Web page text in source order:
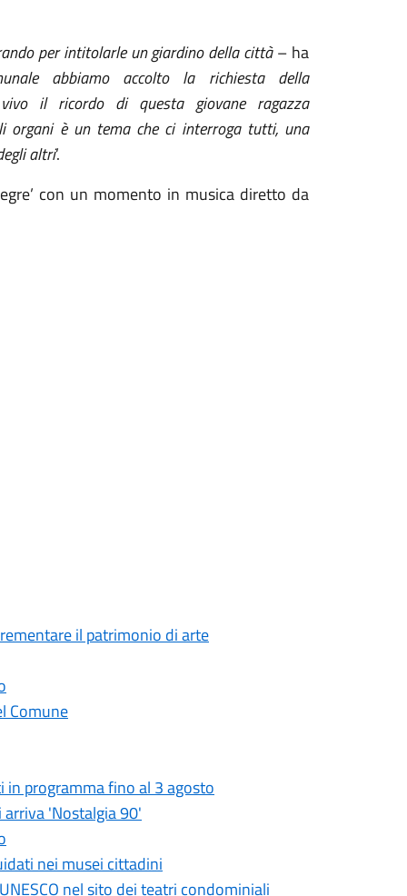
perintitolarleun giardinodella città– ha
abbiamo accolto la richiesta della
il ricordo di questa giovane ragazza
organi è un tema che ci interroga tutti, una
eglialtri’.
con un momento in musica diretto da
il patrimonio di arte
Comune
in programma fino al 3 agosto
arriva 'Nostalgia 90'
nei musei cittadini
nel sito dei teatri condominiali